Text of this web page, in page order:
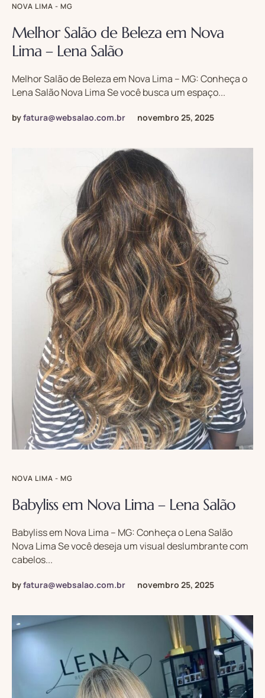
NOVA LIMA - MG
Melhor Salão de Beleza em Nova
Lima – Lena Salão
Melhor Salão de Beleza em Nova Lima – MG: Conheça o
Lena Salão Nova Lima Se você busca um espaço...
byfatura@websalao.com.br novembro 25, 2025
NOVA LIMA - MG
Babyliss em Nova Lima – Lena Salão
Babyliss em Nova Lima – MG: Conheça o Lena Salão
Nova Lima Se você deseja um visual deslumbrante com
cabelos...
byfatura@websalao.com.br novembro 25, 2025